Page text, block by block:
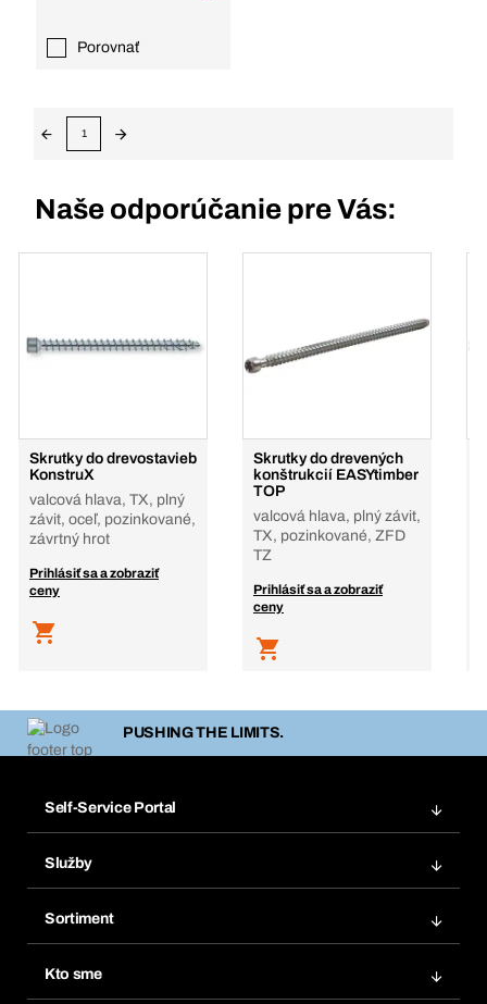
Porovnať
1
Naše odporúčanie pre Vás:
Skrutky do drevostavieb
KonstruX
valcová hlava, TX, plný
závit, oceľ, pozinkované,
závrtný hrot
Prihlásiť sa a zobraziť
ceny
Skrutky do drevených
konštrukcií EASYtimber
TOP
valcová hlava, plný závit,
TX, pozinkované, ZFD
TZ
Prihlásiť sa a zobraziť
ceny
PUSHING THE LIMITS.
Self-Service Portal
Obľúbené
Opakované objednávky
Predplatné
Služby
Chemická databáza
Sortiment
Kto sme